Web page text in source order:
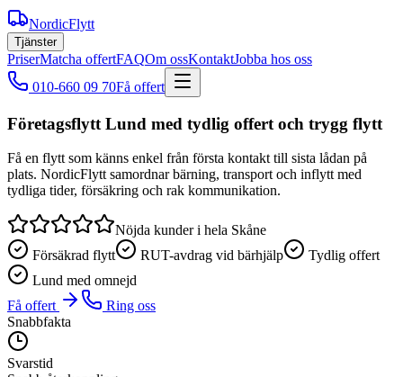
NordicFlytt
Tjänster
PriserMatcha offertFAQOm ossKontaktJobba hos oss
010-660 09 70Få offert
Företagsflytt Lund med tydlig offert och trygg flytt
Få en flytt som känns enkel från första kontakt till sista lådan på
plats. NordicFlytt samordnar bärning, transport och inflytt med
tydliga tider, försäkring och rak kommunikation.
Nöjda kunder i hela Skåne
Försäkrad flytt
RUT-avdrag vid bärhjälp
Tydlig offert
Lund med omnejd
Få offert
Ring oss
Snabbfakta
Svarstid